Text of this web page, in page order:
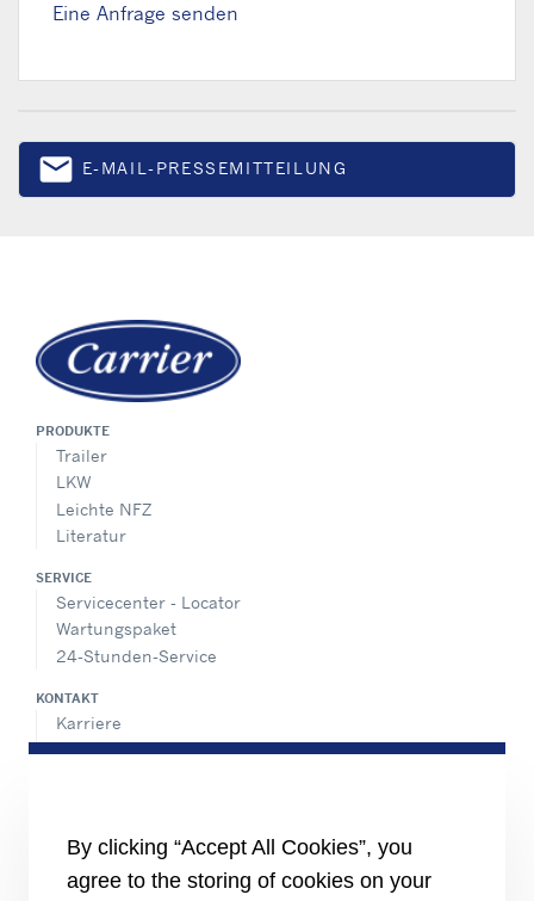
Eine Anfrage senden
emailEmail
E-MAIL-PRESSEMITTEILUNG
PRODUKTE
Trailer
LKW
Leichte NFZ
Literatur
SERVICE
Servicecenter - Locator
Wartungspaket
24-Stunden-Service
KONTAKT
Karriere
Pressecenter
By clicking “Accept All Cookies”, you
agree to the storing of cookies on your